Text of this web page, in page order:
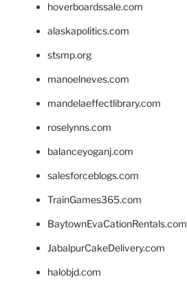
hoverboardssale.com
alaskapolitics.com
stsmp.org
manoelneves.com
mandelaeffectlibrary.com
roselynns.com
balanceyoganj.com
salesforceblogs.com
TrainGames365.com
BaytownEvaCationRentals.com
JabalpurCakeDelivery.com
halobjd.com